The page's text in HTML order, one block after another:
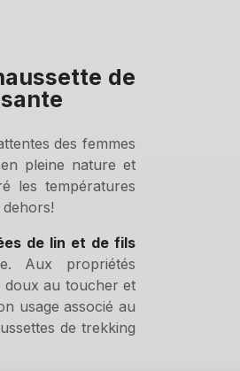
de
des femmes
pleine nature et
les températures
de lin et de fils
Aux propriétés
doux au toucher et
usage associé au
de trekking